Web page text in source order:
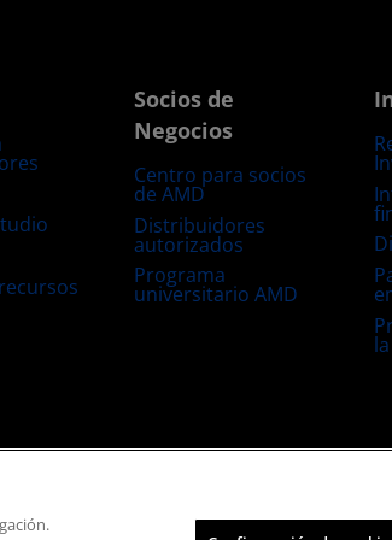
Socios de
Negocios
Centro para socios
de AMD
Distribuidores
autorizados
Programa
universitario AMD